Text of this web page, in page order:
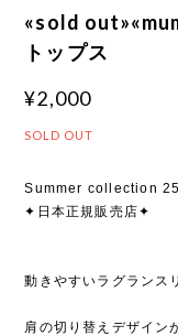
«sold
トップス
¥2,000
SOLD OUT
Summer collection
✦日本正規販売店✦
動きやすいラグランス
肩の切り替えデザイン